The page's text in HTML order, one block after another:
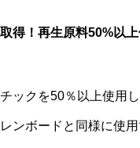
得！再生原料50%以
ックを50％以上使用
ンボードと同様に使